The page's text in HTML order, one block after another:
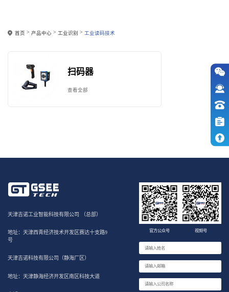
首页 产品中心 工业识别 工业读码技术
扫码器
查看全部
天津吉诺工业智能科技有限公司 （总部）
地址：天津西青经济技术开发区赛达十支路9
号
天津吉诺科技有限公司（静海厂区）
地址：天津静海经济开发区南区科技大道
官方公众号 视频号